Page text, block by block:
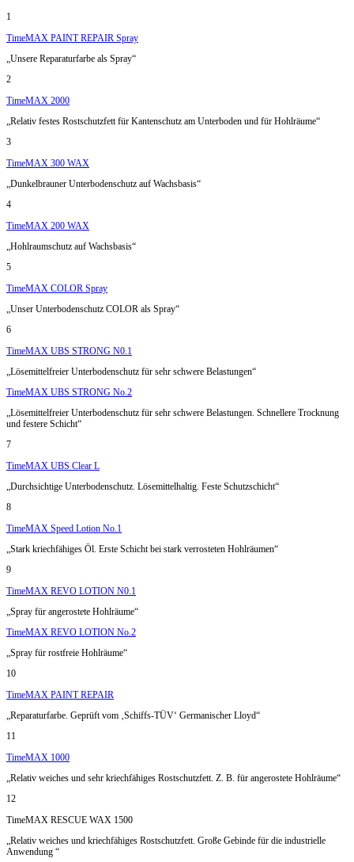
1
TimeMAX PAINT REPAIR Spray
„Unsere Reparaturfarbe als Spray“
2
TimeMAX 2000
„Relativ festes Rostschutzfett für Kantenschutz am Unterboden und für Hohlräume“
3
TimeMAX 300 WAX
„Dunkelbrauner Unterbodenschutz auf Wachsbasis“
4
TimeMAX 200 WAX
„Hohlraumschutz auf Wachsbasis“
5
TimeMAX COLOR Spray
„Unser Unterbodenschutz COLOR als Spray“
6
TimeMAX UBS STRONG N0.1
„Lösemittelfreier Unterbodenschutz für sehr schwere Belastungen“
TimeMAX UBS STRONG No.2
„Lösemittelfreier Unterbodenschutz für sehr schwere Belastungen. Schnellere Trocknung
und festere Schicht“
7
TimeMAX UBS Clear L
„Durchsichtige Unterbodenschutz. Lösemittelhaltig. Feste Schutzschicht“
8
TimeMAX Speed Lotion No.1
„Stark kriechfähiges Öl. Erste Schicht bei stark verrosteten Hohlräumen“
9
TimeMAX REVO LOTION N0.1
„Spray für angerostete Hohlräume“
TimeMAX REVO LOTION No.2
„Spray für rostfreie Hohlräume“
10
TimeMAX PAINT REPAIR
„Reparaturfarbe. Geprüft vom ‚Schiffs-TÜV‘ Germanischer Lloyd“
11
TimeMAX 1000
„Relativ weiches und sehr kriechfähiges Rostschutzfett. Z. B. für angerostete Hohlräume“
12
TimeMAX RESCUE WAX 1500
„Relativ weiches und kriechfähiges Rostschutzfett. Große Gebinde für die industrielle
Anwendung “